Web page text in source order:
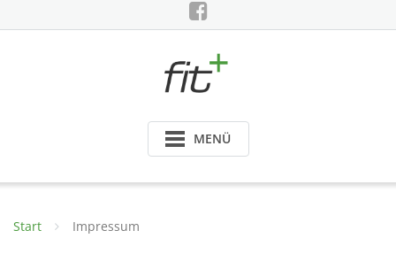
to
MENÜ
Start Impressum